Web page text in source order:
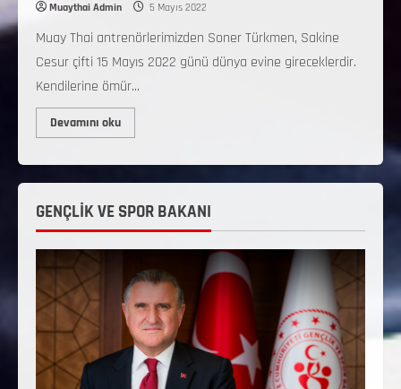
Muaythai Admin 5 Mayıs 2022
Muay Thai antrenörlerimizden Soner Türkmen, Sakine
Cesur çifti 15 Mayıs 2022 günü dünya evine gireceklerdir.
Kendilerine ömür...
Devamını oku
GENÇLİK VE SPOR BAKANI